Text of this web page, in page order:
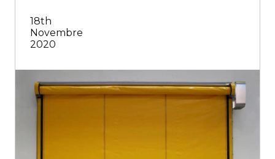
18th
Novembre
2020